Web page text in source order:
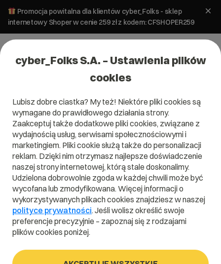
Promocja powitalna dla klientów cyber_Folks - sklep
internetowy Shoper w cenie 259 zł z kodem: CFSHOPER259
Domena .pl od 0 zł!
Szukaj domeny
Wpisz swoją wymarzoną nazwę domeny i naciśnij przycisk
Znajdź
Promocja .pl od0,00 zł.site 0,90 zł.online 0,90 zł
cyber_Folks S.A. – Ustawienia plików
cookies
Lubisz dobre ciastka? My też! Niektóre pliki cookies są
wymagane do prawidłowego działania strony.
Zaakceptuj także dodatkowe pliki cookies, związane z
wydajnością usług, serwisami społecznościowymi i
marketingiem. Pliki cookie służą także do personalizacji
reklam. Dzięki nim otrzymasz najlepsze doświadczenie
naszej strony internetowej, którą stale doskonalimy.
Udzielona dobrowolnie zgoda w każdej chwili może być
wycofana lub zmodyfikowana. Więcej informacji o
wykorzystywanych plikach cookies znajdziesz w naszej
polityce prywatności. Jeśli wolisz określić swoje
preferencje precyzyjnie – zapoznaj się z rodzajami
plików cookies poniżej.